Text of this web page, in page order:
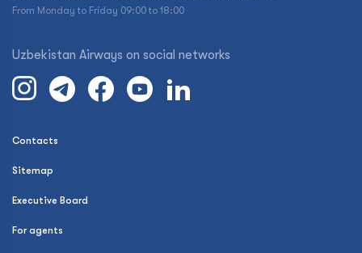
From Monday to Friday 09:00 to 18:00
Uzbekistan Airways on social networks
Contacts
Sitemap
Executive Board
For agents